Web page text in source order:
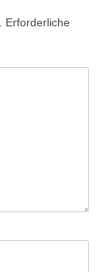
Erforderliche